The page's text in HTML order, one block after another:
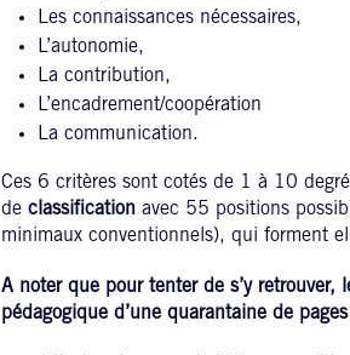
Les connaissances nécessaires,
L’autonomie,
La contribution,
L’encadrement/coopération
La communication.
Ces 6 critères sont cotés de 1 à 10
de classificationavec 55 positions
minimaux conventionnels), qui forment
A noter que pour tenter de s’y
pédagogique d’une quarantaine de